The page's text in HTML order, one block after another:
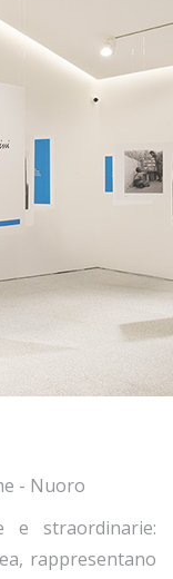
- Nuoro
e straordinarie:
rappresentano